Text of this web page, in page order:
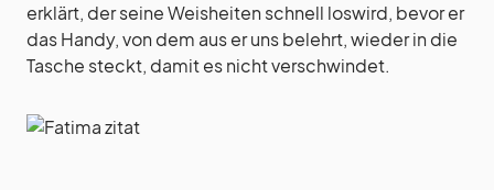
erklärt, der seine Weisheiten schnell loswird, bevor er
das Handy, von dem aus er uns belehrt, wieder in die
Tasche steckt, damit es nicht verschwindet.